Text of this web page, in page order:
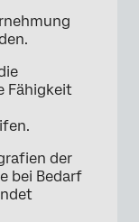
Fähigkeit
der
bei Bedarf